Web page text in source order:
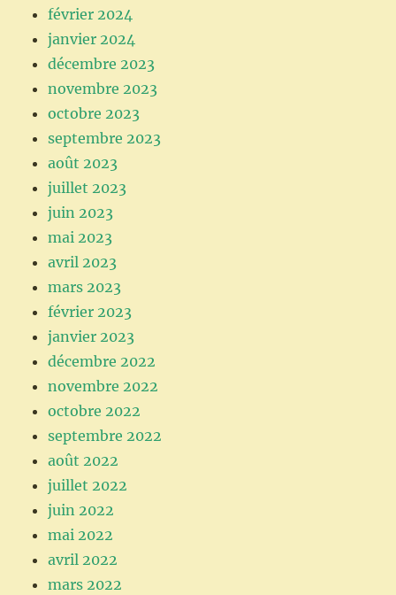
février 2024
janvier 2024
décembre 2023
novembre 2023
octobre 2023
septembre 2023
août 2023
juillet 2023
juin 2023
mai 2023
avril 2023
mars 2023
février 2023
janvier 2023
décembre 2022
novembre 2022
octobre 2022
septembre 2022
août 2022
juillet 2022
juin 2022
mai 2022
avril 2022
mars 2022